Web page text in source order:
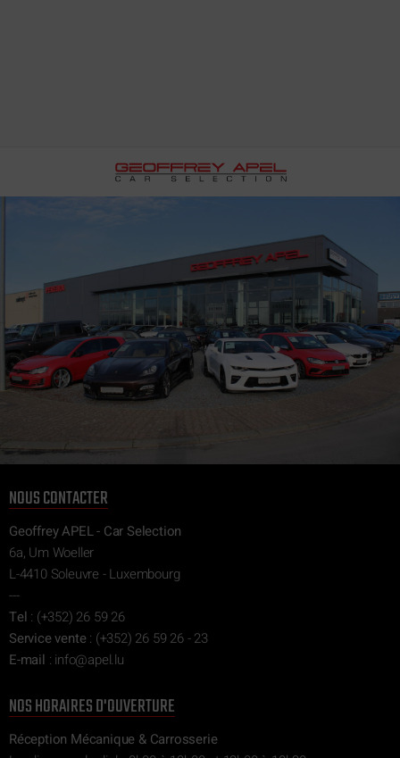
NOUS CONTACTER
Geoffrey APEL - Car Selection
6a, Um Woeller
L-4410 Soleuvre - Luxembourg
---
Tel : (+352) 26 59 26
Service vente: (+352) 26 59 26 - 23
E-mail : ul.l
epa@of
ni
NOS HORAIRES D'OUVERTURE
Réception Mécanique & Carrosserie